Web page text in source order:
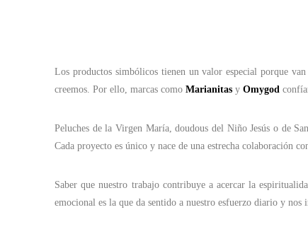
Los productos simbólicos tienen un valor especial porque
creemos. Por ello, marcas comoMarianitas yOmygod
Peluches de la Virgen María, doudous del Niño Jesús o de
Cada proyecto es único y nace de una estrecha colaboración
Saber que nuestro trabajo contribuye a acercar la
emocional es la que da sentido a nuestro esfuerzo diario y